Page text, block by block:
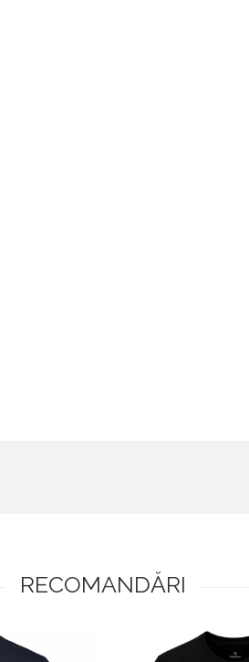
RECOMANDĂRI